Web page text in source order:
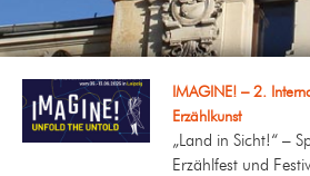
IMAGINE! – 2.
Erzählkunst
„Land in Sicht!“ –
Erzählfest und